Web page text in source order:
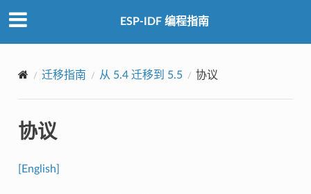
ESP-IDF 编程指南
迁移指南 从 5.4 迁移到 5.5 协议
协议
[English]